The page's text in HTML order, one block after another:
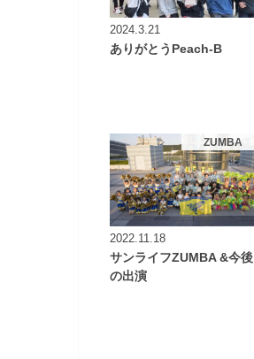
2024.3.21
ありがとうPeach-B
ZUMBA
2022.11.18
サンライフZUMBA &今後
の出演